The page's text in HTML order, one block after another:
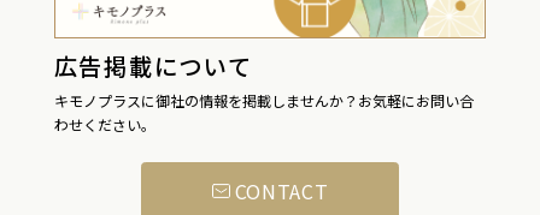
広告掲載について
キモノプラスに御社の情報を掲載しませんか？お気軽にお問い合
わせください。
CONTACT